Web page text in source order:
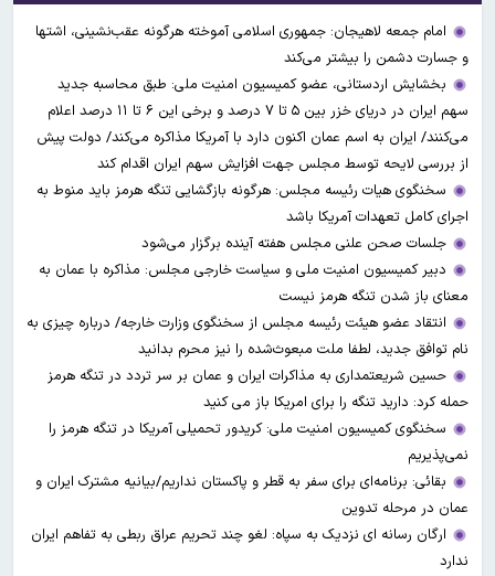
امام جمعه لاهیجان: جمهوری اسلامی آموخته هرگونه عقب‌نشینی، اشتها
و جسارت دشمن را بیشتر می‌کند
بخشایش اردستانی، عضو کمیسیون امنیت ملی: طبق محاسبه جدید
سهم ایران در دریای خزر بین ۵ تا ۷ درصد و برخی این ۶ تا ۱۱ درصد اعلام
می‌کنند/ ایران به اسم عمان اکنون دارد با آمریکا مذاکره می‌کند/ دولت پیش
از بررسی لایحه توسط مجلس جهت افزایش سهم ایران اقدام کند
سخنگوی هیات رئیسه مجلس: هرگونه بازگشایی تنگه هرمز باید منوط به
اجرای کامل تعهدات آمریکا باشد
جلسات صحن علنی مجلس هفته آینده برگزار می‌شود
دبیر کمیسیون امنیت ملی و سیاست خارجی مجلس: مذاکره با عمان به
معنای باز شدن تنگه هرمز نیست
انتقاد عضو هیئت رئیسه مجلس از سخنگوی وزارت خارجه/ درباره چیزی به
نام توافق جدید، لطفا ملت مبعوث‌شده را نیز محرم بدانید
حسین شریعتمداری به مذاکرات ایران و عمان بر سر تردد در تنگه هرمز
حمله کرد: دارید تنگه را برای امریکا باز می کنید
سخنگوی کمیسیون امنیت ملی: کریدور تحمیلی آمریکا در تنگه هرمز را
نمی‌پذیریم
بقائی: برنامه‌ای برای سفر به قطر و پاکستان نداریم/بیانیه مشترک ایران و
عمان در مرحله تدوین
ارگان رسانه ای نزدیک به سپاه: لغو چند تحریم عراق ربطی به تفاهم ایران
ندارد